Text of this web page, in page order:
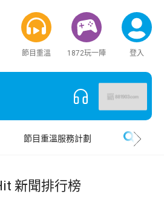
節目重溫 1872玩一陣 登入
節目重溫服務計劃
新聞排行榜